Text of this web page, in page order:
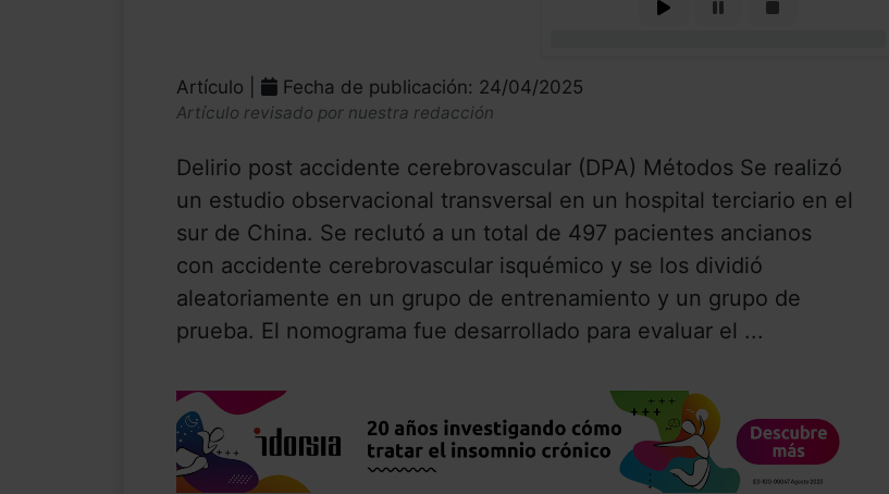
Artículo | Fecha de publicación: 24/04/2025
Artículo revisado por nuestra redacción
Delirio post accidente cerebrovascular (DPA) Métodos Se realizó
un estudio observacional transversal en un hospital terciario en el
sur de China. Se reclutó a un total de 497 pacientes ancianos
con accidente cerebrovascular isquémico y se los dividió
aleatoriamente en un grupo de entrenamiento y un grupo de
prueba. El nomograma fue desarrollado para evaluar el ...